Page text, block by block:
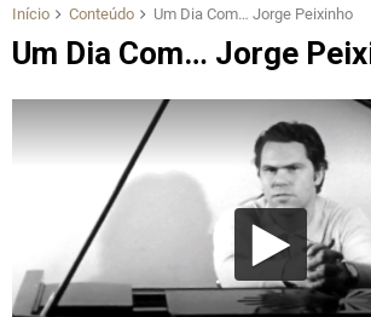
Início Conteúdo Um Dia Com… Jorge Peixinho
Um Dia Com… Jorge